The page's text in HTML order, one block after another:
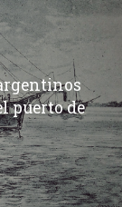
puerto de